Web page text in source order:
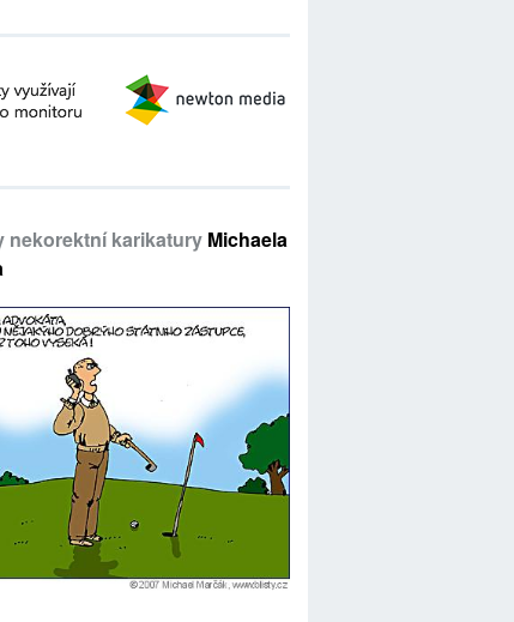
nekorektní karikatury Michaela